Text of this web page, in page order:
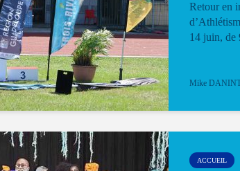
Retour en
14 juin, de
Mike
ACCUEIL